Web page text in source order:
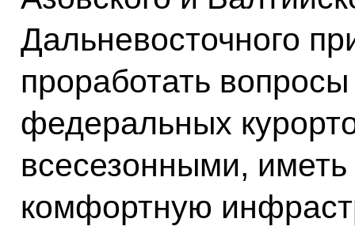
Дальневосточного
проработать
федеральных
всесезонными,
комфортную